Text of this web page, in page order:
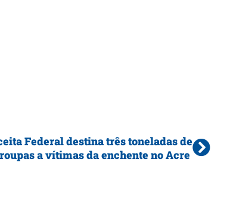
Federal destina três toneladas de
roupas a vítimas da enchente no Acre